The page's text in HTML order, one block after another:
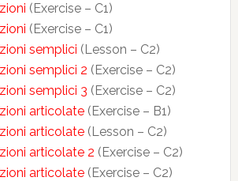
(Exercise – C1)
(Exercise – C1)
semplici (Lesson – C2)
semplici 2 (Exercise – C2)
semplici 3 (Exercise – C2)
articolate(Exercise – B1)
articolate(Lesson – C2)
articolate 2 (Exercise – C2)
articolate(Exercise – C2)